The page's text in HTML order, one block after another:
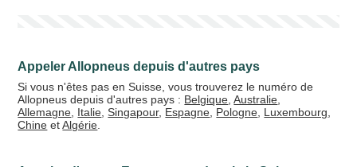
+5% de bonus
Appeler Allopneus depuis d'autres pays
Si vous n'êtes pas en Suisse, vous trouverez le numéro de
Allopneus depuis d'autres pays : Belgique ,Australie
Allemagne Italie ,Singapour, Espagne Pologne Luxembourg
Chine etAlgérie